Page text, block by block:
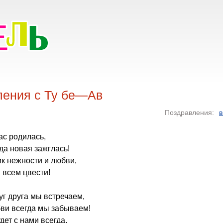
с Ту бе—Ав
Поздравления:
родилась,
новая зажглась!
нежности и любви,
цвести!
друга мы встречаем,
всегда мы забываем!
с нами всегда,